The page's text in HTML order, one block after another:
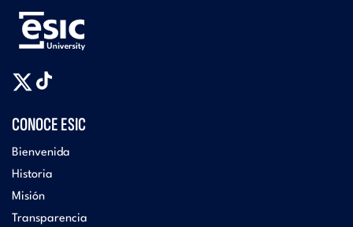
CONOCE ESIC
Bienvenida
Historia
Misión
Transparencia